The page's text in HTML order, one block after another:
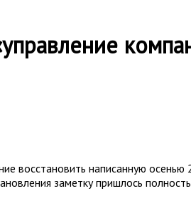
восстановить написанную осенью
заметку пришлось